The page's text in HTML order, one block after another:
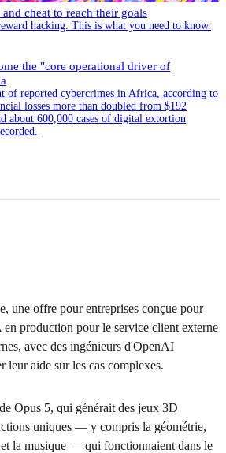
cheat to reach their goals
hacking. This is what you need to know.
the "core operational driver of
of reported cybercrimes in Africa, according to
losses more than doubled from $192
600,000 cases of digital extortion
une offre pour entreprises conçue pour
en production pour le service client externe
avec des ingénieurs d'OpenAI
leur aide sur les cas complexes.
Opus 5, qui générait des jeux 3D
uniques — y compris la géométrie,
la musique — qui fonctionnaient dans le